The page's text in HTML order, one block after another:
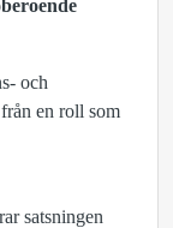
och
en roll som
satsningen